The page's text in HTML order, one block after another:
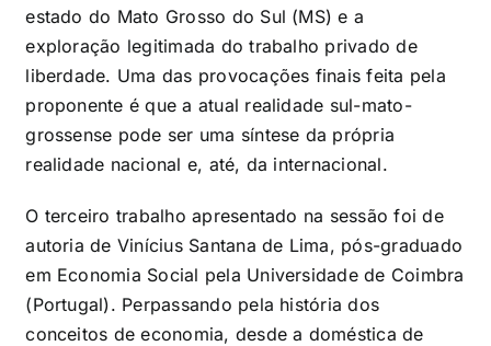
estado do Mato Grosso do Sul (MS) e a
exploração legitimada do trabalho privado de
liberdade. Uma das provocações finais feita pela
proponente é que a atual realidade sul-mato-
grossense pode ser uma síntese da própria
realidade nacional e, até, da internacional.
O terceiro trabalho apresentado na sessão foi de
autoria de Vinícius Santana de Lima, pós-graduado
em Economia Social pela Universidade de Coimbra
(Portugal). Perpassando pela história dos
conceitos de economia, desde a doméstica de